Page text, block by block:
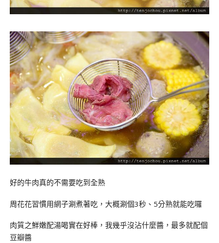
好的牛肉真的不需要吃到全熟
周花花習慣用網子涮煮著吃，大概涮個3秒、5分熟就能吃囉
肉質之鮮嫩配湯喝實在好棒，我幾乎沒沾什麼醬，最多就配個
豆瓣醬